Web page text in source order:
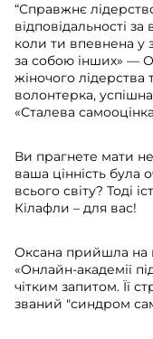
“Справжнє
відповідальності
коли ти впевнена у
за собою інших» —
жіночого лідерства
волонтерка,
«Сталева
Ви прагнете мати
ваша цінність була
всього світу? Тоді
Кілафли – для вас!
Оксана прийшла
«Онлайн-академії
чітким запитом. Її
званий "синдром